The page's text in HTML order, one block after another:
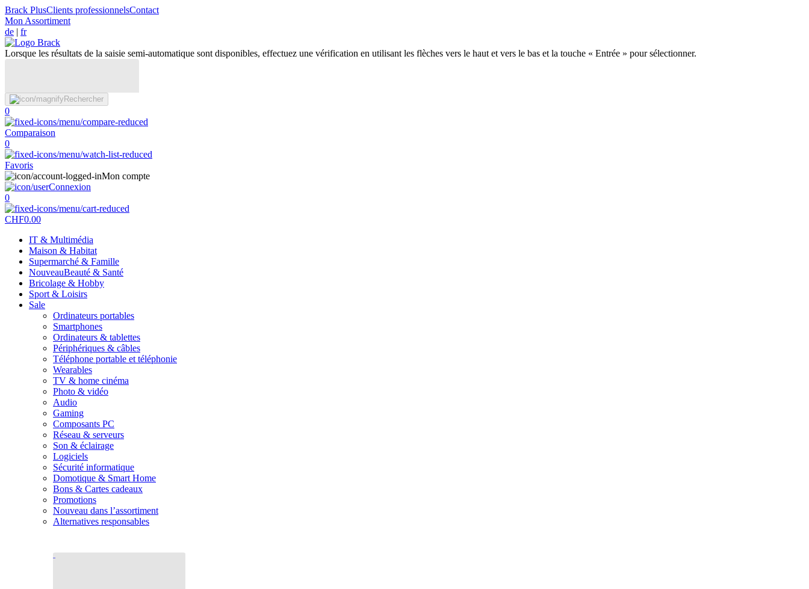
Brack PlusClients professionnelsContact
Mon Assortiment
de | fr
Lorsque les résultats de la saisie semi-automatique sont disponibles, effectuez une vérification en utilisant les flèches vers le haut et vers le bas et la touche « Entrée » pour sélectionner.
Rechercher
0
Comparaison
0
Favoris
Mon compte
Connexion
0
CHF0.00
IT & Multimédia
Maison & Habitat
Supermarché & Famille
NouveauBeauté & Santé
Bricolage & Hobby
Sport & Loisirs
Sale
Ordinateurs portables
Smartphones
Ordinateurs & tablettes
Périphériques & câbles
Téléphone portable et téléphonie
Wearables
TV & home cinéma
Photo & vidéo
Audio
Gaming
Composants PC
Réseau & serveurs
Son & éclairage
Logiciels
Sécurité informatique
Domotique & Smart Home
Bons & Cartes cadeaux
Promotions
Nouveau dans l’assortiment
Alternatives responsables